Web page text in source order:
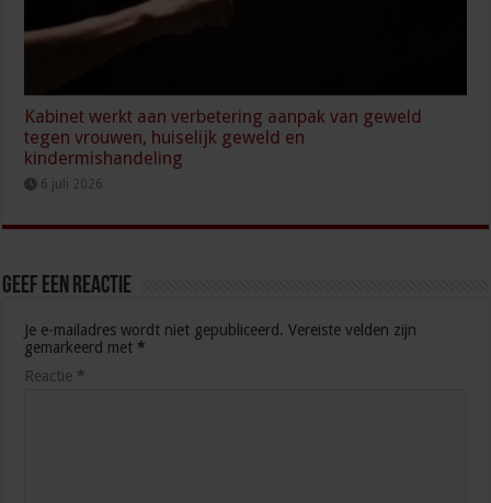
Kabinet werkt aan verbetering aanpak van geweld
tegen vrouwen, huiselijk geweld en
kindermishandeling
6 juli 2026
Geef een reactie
Je e-mailadres wordt niet gepubliceerd. Vereiste velden zijn
gemarkeerd met *
Reactie *